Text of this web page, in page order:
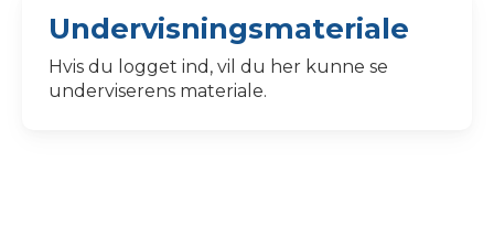
Undervisningsmateriale
Hvis du logget ind, vil du her kunne se
underviserens materiale.